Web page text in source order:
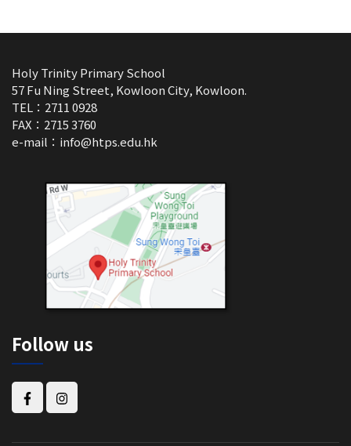
Holy Trinity Primary School
57 Fu Ning Street, Kowloon City, Kowloon.
TEL：2711 0928
FAX：2715 3760
e-mail： info@htps.edu.hk
Follow us